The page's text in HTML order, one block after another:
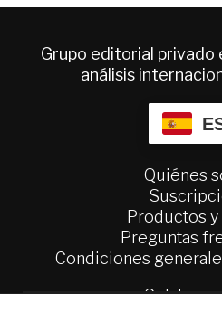
Grupo editorial privado
análisis
Quiénes
Productos
Preguntas
Condiciones